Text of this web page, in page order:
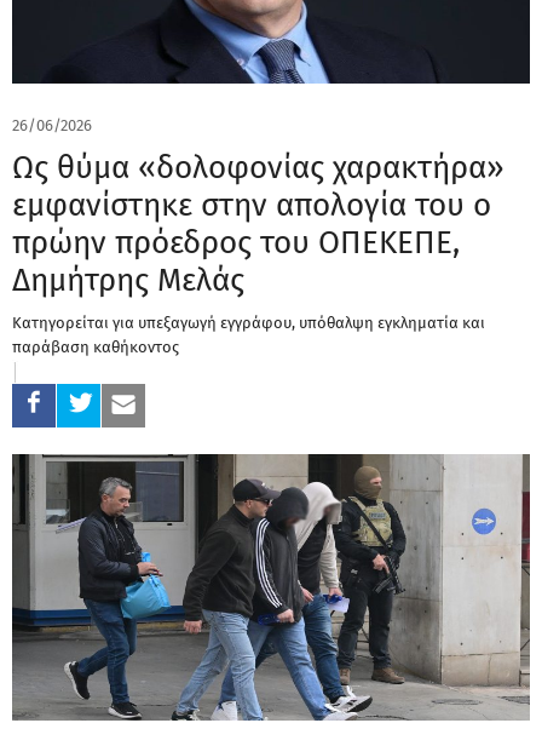
26/06/2026
Ως θύμα «δολοφονίας χαρακτήρα»
εμφανίστηκε στην απολογία του ο
πρώην πρόεδρος του ΟΠΕΚΕΠΕ,
Δημήτρης Μελάς
Κατηγορείται για υπεξαγωγή εγγράφου, υπόθαλψη εγκληματία και
παράβαση καθήκοντος